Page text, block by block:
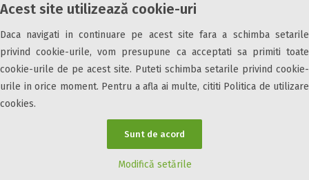
Acest site utilizează cookie-uri
Daca navigati in continuare pe acest site fara a schimba setarile
privind cookie-urile, vom presupune ca acceptati sa primiti toate
cookie-urile de pe acest site. Puteti schimba setarile privind cookie-
urile in orice moment. Pentru a afla ai multe, cititi Politica de utilizare
cookies.
Sunt de acord
Modifică setările
Pensiune completa
Demipensiune
Mic dejun
Accepta animale
Accepta voucher vacanta
Acces persoane cu dizabilități
Obiective turistice Informații utile Parteneri Cazare7 Harta Cazare7